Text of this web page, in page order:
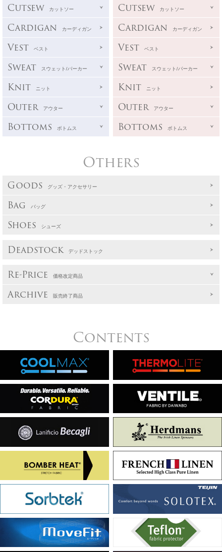
Cutsew カットソー
Cardigan カーディガン
Vest ベスト
Sweat スウェット/パーカー
Knit ニット
Outer アウター
Bottoms ボトムス
Cutsew カットソー
Cardigan カーディガン
Vest ベスト
Sweat スウェット/パーカー
Knit ニット
Outer アウター
Bottoms ボトムス
Others
Goods グッズ・アクセサリー
Bag バッグ
Shoes シューズ
Deadstock デッドストック
Re-Price 価格改定商品
Archive 販売終了商品
Contents